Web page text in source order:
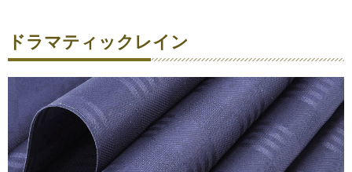
ドラマティックレイン